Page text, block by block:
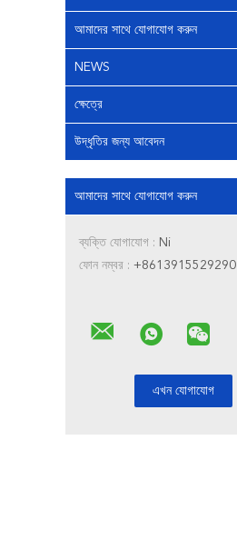
আমাদের সাথে যোগাযোগ করুন
NEWS
ক্ষেত্রে
উদ্ধৃতির জন্য আবেদন
আমাদের সাথে যোগাযোগ করুন
ব্যক্তি যোগাযোগ : Ni
ফোন নম্বর : +8613915529290